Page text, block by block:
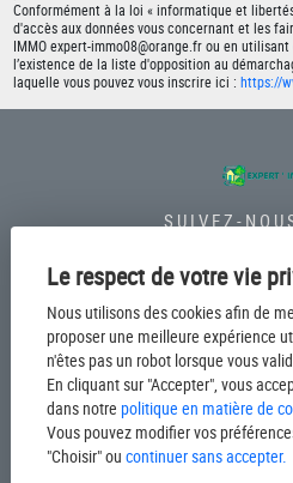
Le respect de votre vie
Nous utilisons des cookies afin de
proposer une meilleure expérience
n'êtes pas un robot lorsque vous
En cliquant sur "Accepter", vous
dans notre politique en matière de
Vous pouvez modifier vos
"Choisir" ou continuer sans accepter.
Conformément à la loi « informatique et
d'accès aux données vous concernant et les
IMMO expert-immo08@orange.fr ou en utilisant
l’existence de la liste d'opposition au
laquelle vous pouvez vous inscrire ici :https://
SUIVEZ-
LIENS
Estimer